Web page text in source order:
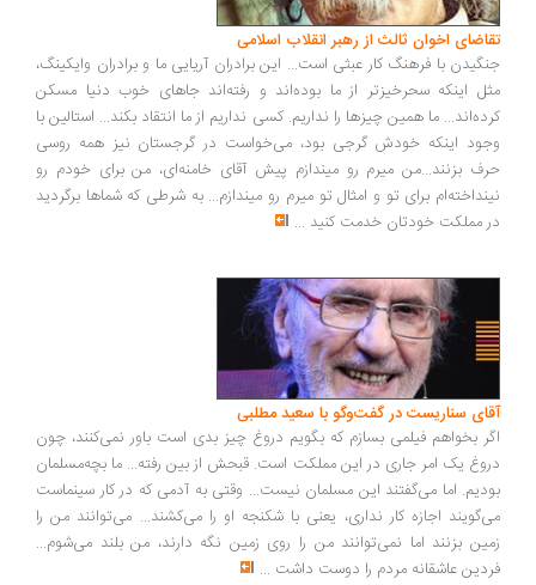
تقاضای اخوان ثالث از رهبر انقلاب اسلامی
جنگیدن با فرهنگ کار عبثی است... این برادران آریایی ما و برادران وایکینگ،
مثل اینکه سحرخیزتر از ما بوده‌اند و رفته‌اند جاهای خوب دنیا مسکن
کرده‌اند... ما همین چیزها را نداریم. کسی نداریم از ما انتقاد بکند... استالین با
وجود اینکه خودش گرجی بود، می‌خواست در گرجستان نیز همه روسی
حرف بزنند...من میرم رو میندازم پیش آقای خامنه‌ای، من برای خودم رو
نینداخته‌ام برای تو و امثال تو میرم رو میندازم... به شرطی که شماها برگردید
در مملکت خودتان خدمت کنید ...
آقای سناریست در گفت‌وگو با سعید مطلبی
اگر بخواهم فیلمی بسازم که بگویم دروغ چیز بدی است باور نمی‌کنند، چون
دروغ یک امر جاری در این مملکت است. قبحش از بین رفته... ما بچه‌مسلمان
بودیم. اما می‌گفتند این مسلمان نیست... وقتی به آدمی که در کار سینماست
می‌گویند اجازه کار نداری، یعنی با شکنجه او را می‌کشند... می‌توانند من را
زمین بزنند اما نمی‌توانند من را روی زمین نگه دارند، من بلند می‌شوم...
فردین عاشقانه مردم را دوست داشت ...